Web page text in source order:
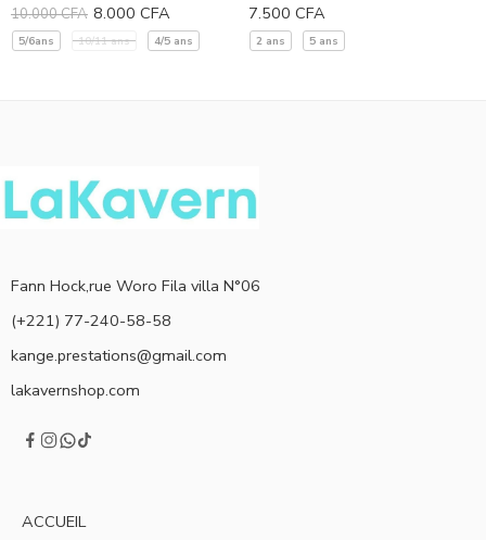
10.000CFA 8.000 CFA
5/6ans 10/11 ans 4/5 ans
7.500 CFA
2 ans 5 ans
Fann Hock,rue Woro Fila villa N°06
(+221) 77-240-58-58
kange.prestations@gmail.com
lakavernshop.com
ACCUEIL